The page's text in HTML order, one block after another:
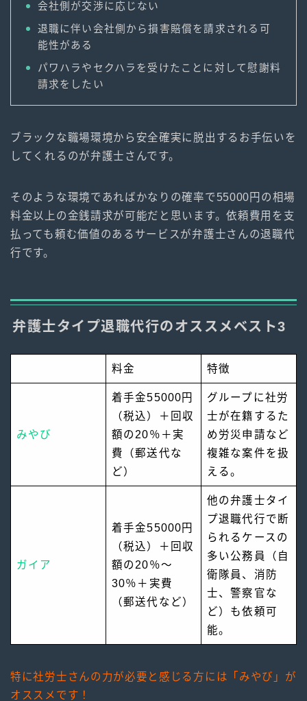
会社側が交渉に応じない
退職に伴い会社側から損害賠償を請求される可
能性がある
パワハラやセクハラを受けたことに対して慰謝料
請求をしたい
ブラックな職場環境から安全確実に脱出するお手伝いを
してくれるのが弁護士さんです。
そのような環境であればかなりの確率で55000円の相場
料金以上の金銭請求が可能だと思います。依頼費用を支
払っても頼む価値のあるサービスが弁護士さんの退職代
行です。
弁護士タイプ退職代行のオススメベスト3
料金 特徴
みやび
着手金55000円
（税込）＋回収
額の20％＋実
費（郵送代な
ど）
グループに社労
士が在籍するた
め労災申請など
複雑な案件を扱
える。
ガイア
着手金55000円
（税込）＋回収
額の20％〜
30％＋実費
（郵送代など）
他の弁護士タイ
プ退職代行で断
られるケースの
多い公務員（自
衛隊員、消防
士、警察官な
ど）も依頼可
能。
特に社労士さんの力が必要と感じる方には「みやび」が
オススメです！